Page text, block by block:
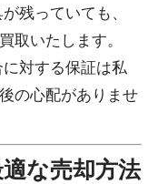
残っていても、
取いたします。
対する保証は私
の心配がありませ
な売却方法